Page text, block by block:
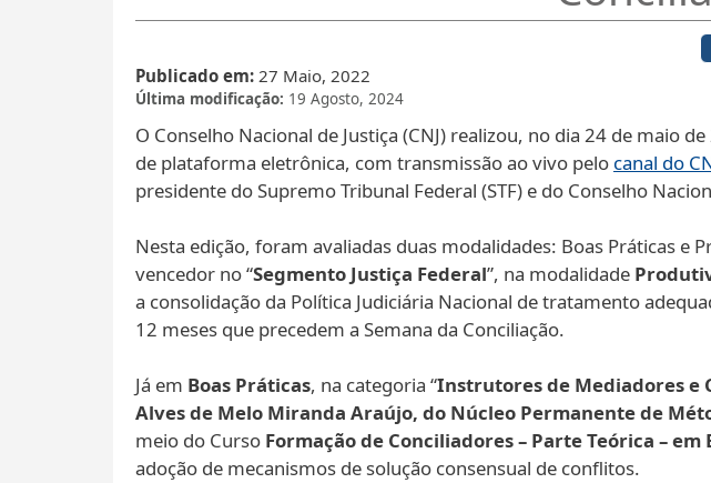
Publicado em 27 Maio, 2022
Última modificação 19 Agosto, 2024
O Conselho Nacional de Justiça (CNJ) realizou, no dia 24 de maio
de plataforma eletrônica, com transmissão ao vivo pelo canal do
presidente do Supremo Tribunal Federal (STF) e do Conselho
Nesta edição, foram avaliadas duas modalidades: Boas Práticas e
vencedor no “Segmento Justiça Federal”, na modalidade
a consolidação da Política Judiciária Nacional de tratamento
12 meses que precedem a Semana da Conciliação.
Já em Boas Práticas, na categoria “Instrutores de Mediadores e
Alves de Melo Miranda Araújo, do Núcleo Permanente de
meio do Curso Formação de Conciliadores – Parte Teórica – em
adoção de mecanismos de solução consensual de conflitos.